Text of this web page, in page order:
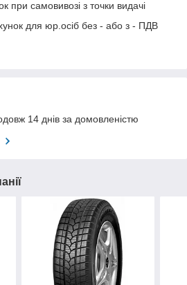
при самовивозі з точки видачі
для юр.осіб без - або з - ПДВ
14 днів за домовленістю